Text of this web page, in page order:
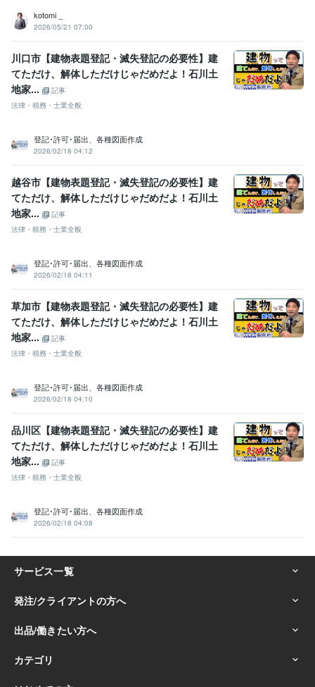
kotomi _
2026/05/21 07:00
川口市【建物表題登記・滅失登記の必要性】建
てただけ、解体しただけじゃだめだよ！石川土
地家...
記事
法律・税務・士業全般
登記･許可･届出、各種図面作成
2026/02/18 04:12
越谷市【建物表題登記・滅失登記の必要性】建
てただけ、解体しただけじゃだめだよ！石川土
地家...
記事
法律・税務・士業全般
登記･許可･届出、各種図面作成
2026/02/18 04:11
草加市【建物表題登記・滅失登記の必要性】建
てただけ、解体しただけじゃだめだよ！石川土
地家...
記事
法律・税務・士業全般
登記･許可･届出、各種図面作成
2026/02/18 04:10
品川区【建物表題登記・滅失登記の必要性】建
てただけ、解体しただけじゃだめだよ！石川土
地家...
記事
法律・税務・士業全般
登記･許可･届出、各種図面作成
2026/02/18 04:08